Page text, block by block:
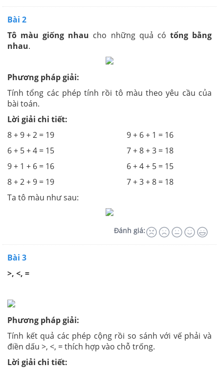
Bài 2
Tô màu giống nhau cho những quả có tổng bằng
nhau.
Phương pháp giải:
Tính tổng các phép tính rồi tô màu theo yêu cầu của
bài toán.
Lời giải chi tiết:
8 + 9 + 2 = 19 9 + 6 + 1 = 16
6 + 5 + 4 = 15 7 + 8 + 3 = 18
9 + 1 + 6 = 16 6 + 4 + 5 = 15
8 + 2 + 9 = 19 7 + 3 + 8 = 18
Ta tô màu như sau:
Đánh giá:
Bài 3
>, <, =
Phương pháp giải:
Tính kết quả các phép cộng rồi so sánh với vế phải và
điền dấu >, <, = thích hợp vào chỗ trống.
Lời giải chi tiết: